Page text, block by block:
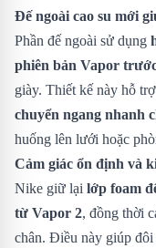
Đế ngoài cao su mới
Phần đế ngoài sử dụng
phiên bản Vapor
giày. Thiết kế này hỗ
chuyển ngang nhanh
huống lên lưới hoặc
Cảm giác ổn định và
Nike giữ lại lớp foam
từ Vapor 2, đồng thời
chân. Điều này giúp đôi